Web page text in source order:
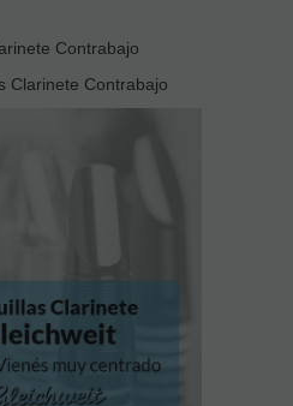
Contrabajo
Clarinete Contrabajo